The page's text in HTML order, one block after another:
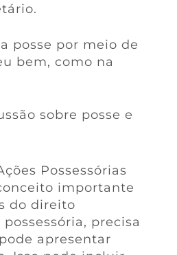
posse por meio de
bem, como na
sobre posse e
Possessórias
importante
do direito
precisa
apresentar